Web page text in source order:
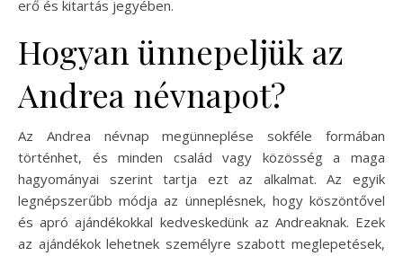
erő és kitartás jegyében.
Hogyan ünnepeljük az
Andrea névnapot?
Az Andrea névnap megünneplése sokféle formában
történhet, és minden család vagy közösség a maga
hagyományai szerint tartja ezt az alkalmat. Az egyik
legnépszerűbb módja az ünneplésnek, hogy köszöntővel
és apró ajándékokkal kedveskedünk az Andreaknak. Ezek
az ajándékok lehetnek személyre szabott meglepetések,